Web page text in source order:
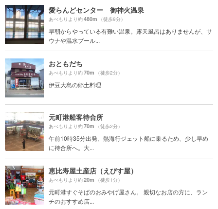
愛らんどセンター 御神火温泉
あべもりより約480m （徒歩9分）
早朝からやっている有難い温泉。露天風呂はありませんが、サ
ウナや温水プール...
おともだち
あべもりより約70m （徒歩2分）
伊豆大島の郷土料理
元町港船客待合所
あべもりより約70m （徒歩2分）
午前10時35分出発、熱海行ジェット船に乗るため、少し早め
に待合所へ。大...
恵比寿屋土産店（えびす屋）
あべもりより約20m （徒歩1分）
元町港すぐそばのおみやげ屋さん。 親切なお店の方に、ラン
チのおすすめ店...